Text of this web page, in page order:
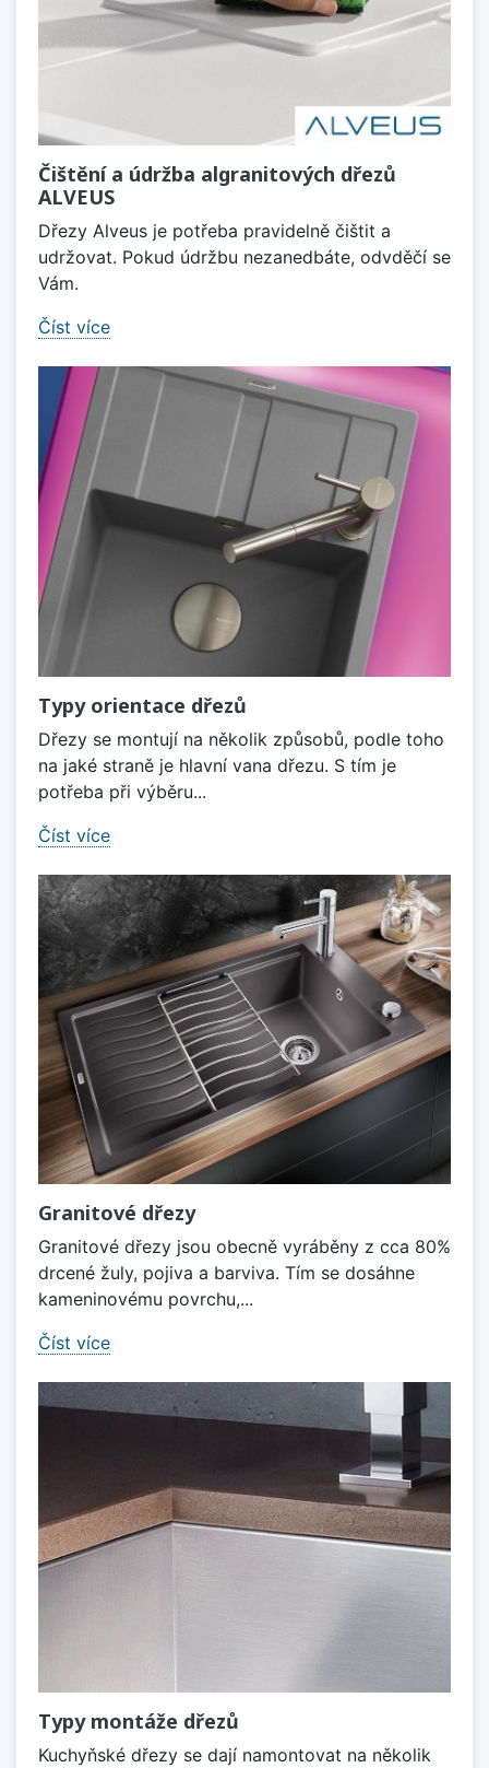
Čištění a údržba algranitových dřezů
ALVEUS
Dřezy Alveus je potřeba pravidelně čištit a
udržovat. Pokud údržbu nezanedbáte, odvděčí se
Vám.
Číst více
Typy orientace dřezů
Dřezy se montují na několik způsobů, podle toho
na jaké straně je hlavní vana dřezu. S tím je
potřeba při výběru...
Číst více
Granitové dřezy
Granitové dřezy jsou obecně vyráběny z cca 80%
drcené žuly, pojiva a barviva. Tím se dosáhne
kameninovému povrchu,...
Číst více
Typy montáže dřezů
Kuchyňské dřezy se dají namontovat na několik